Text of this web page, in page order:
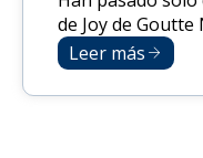
de Joy de Goutte
Leer más